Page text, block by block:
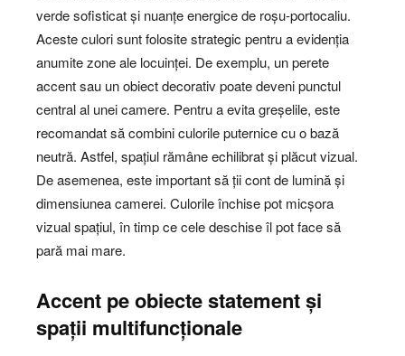
verde sofisticat și nuanțe energice de roșu-portocaliu.
Aceste culori sunt folosite strategic pentru a evidenția
anumite zone ale locuinței. De exemplu, un perete
accent sau un obiect decorativ poate deveni punctul
central al unei camere. Pentru a evita greșelile, este
recomandat să combini culorile puternice cu o bază
neutră. Astfel, spațiul rămâne echilibrat și plăcut vizual.
De asemenea, este important să ții cont de lumină și
dimensiunea camerei. Culorile închise pot micșora
vizual spațiul, în timp ce cele deschise îl pot face să
pară mai mare.
Accent pe obiecte statement și
spații multifuncționale